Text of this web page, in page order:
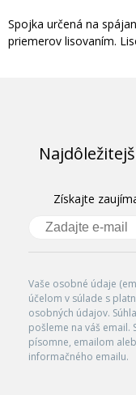
Spojka určená na
priemerov lisovaním.
Získajte
Vaše osobné údaje
účelom v súlade s
osobných údajov.
pošleme na váš email.
písomne, emailom
informačného emailu.